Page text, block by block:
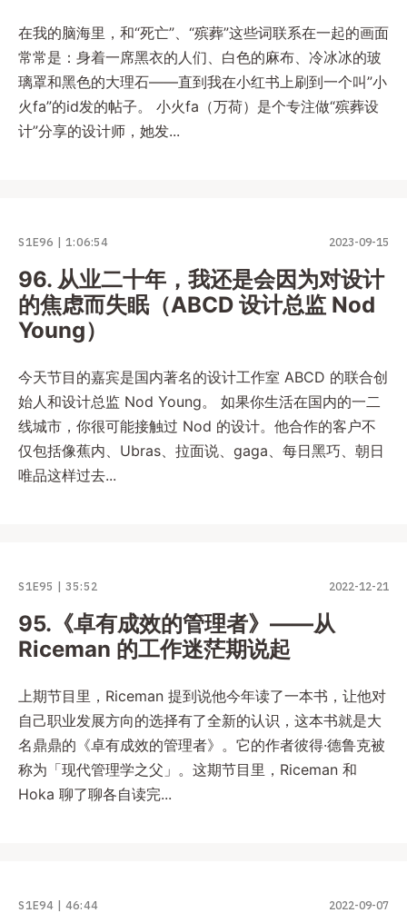
在我的脑海里，和“死亡”、“殡葬”这些词联系在一起的画面
常常是：身着一席黑衣的人们、白色的麻布、冷冰冰的玻
璃罩和黑色的大理石——直到我在小红书上刷到一个叫”小
火fa”的id发的帖子。 小火fa（万荷）是个专注做“殡葬设
计”分享的设计师，她发...
S1E96 1:06:54 2023-09-15
96. 从业二十年，我还是会因为对设计
的焦虑而失眠（ABCD 设计总监 Nod
Young）
今天节目的嘉宾是国内著名的设计工作室 ABCD 的联合创
始人和设计总监 Nod Young。 如果你生活在国内的一二
线城市，你很可能接触过 Nod 的设计。他合作的客户不
仅包括像蕉内、Ubras、拉面说、gaga、每日黑巧、朝日
唯品这样过去...
S1E95 35:52 2022-12-21
95.《卓有成效的管理者》——从
Riceman 的工作迷茫期说起
上期节目里，Riceman 提到说他今年读了一本书，让他对
自己职业发展方向的选择有了全新的认识，这本书就是大
名鼎鼎的《卓有成效的管理者》。它的作者彼得·德鲁克被
称为「现代管理学之父」。这期节目里，Riceman 和
Hoka 聊了聊各自读完...
S1E94 46:44 2022-09-07